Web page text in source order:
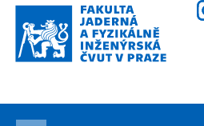
Přejít
hlavnímu
obsahu
VÍTEJTE